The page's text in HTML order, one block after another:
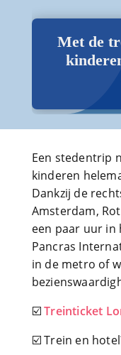
Met de
Een stedentrip
kinderen
Dankzij de
Amsterdam,
een paar uur in
Pancras
in de metro of
☑️Treinticket
☑️ Trein en